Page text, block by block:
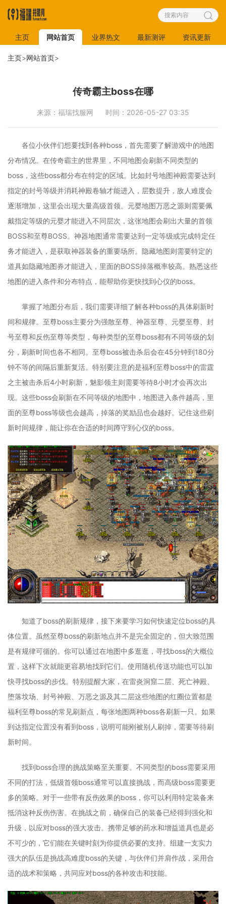
主页 网站首页 业界热文 最新测评 资讯更新
主页>网站首页>
传奇霸主boss在哪
来源：福瑞找服网 时间：2026-05-27 03:35
各位小伙伴们想要找到各种boss，首先需要了解游戏中的地图
分布情况。在传奇霸主的世界里，不同地图会刷新不同类型的
boss，这些boss都分布在特定的区域。比如封号地图神殿需要达到
指定的封号等级并消耗神殿卷轴才能进入，层数提升，敌人难度会
逐渐增加，这里会出现大量高级首领。元婴地图万恶之源则需要佩
戴指定等级的元婴才能进入不同层次，这张地图会刷出大量的首领
BOSS和至尊BOSS。神器地图通常需要达到一定等级或完成特定任
务才能进入，是获取神器装备的重要场所。隐藏地图则需要特定的
道具如隐藏地图券才能进入，里面的BOSS掉落概率较高。熟悉这些
地图的进入条件和分布特点，能帮助你更快找到心仪的boss。
掌握了地图分布后，我们需要详细了解各种boss的具体刷新时
间和规律。至尊boss主要分为强散至尊、神器至尊、元婴至尊、封
号至尊和反伤至尊等类型，每种类型的至尊boss都有不同等级的划
分，刷新时间也各不相同。至尊boss被击杀后会在45分钟到180分
钟不等的间隔后重新复活。特别要注意的是福利至尊boss中的雷霆
之主被击杀后4小时刷新，魅影领主则需要等待8小时才会再次出
现。这些boss会刷新在不同等级的地图中，地图进入条件越高，里
面的至尊boss等级也会越高，掉落的奖励品也会越好。记住这些刷
新时间规律，能让你在合适的时间蹲守到心仪的boss。
知道了boss的刷新规律，接下来要学习如何快速定位boss的具
体位置。虽然至尊boss的刷新地点并不是完全固定的，但大致范围
是有规律可循的。你可以通过在地图中多逛逛，寻找boss的大概位
置，这样下次就能更容易地找到它们。使用随机传送功能也可以加
快寻找boss的步伐。特别提醒大家，在雷炎洞窟二层、死亡神殿、
堕落坟场、封号神殿、万恶之源及其二层这些地图的红圈位置都是
福利至尊boss的常见刷新点，每张地图两种boss各刷新一只。如果
到达指定位置没有看到boss，说明可能刚被别人刷掉，需要等待刷
新时间。
找到boss合理的挑战策略至关重要。不同类型的boss需要采用
不同的打法，低级首领boss通常可以直接挑战，而高级boss需要更
多的策略。对于一些带有反伤效果的boss，你可以利用特定装备来
抵消这种反伤伤害。在挑战之前，确保自己的装备已经得到强化和
升级，以应对boss的强大攻击。携带足够的药水和增益道具也是必
不可少的，它们能在关键时刻为你提供必要的支持。组建一支实力
强大的队伍是挑战高难度boss的关键，与伙伴们并肩作战，采用合
适的战术和策略，共同应对boss的各种攻击和技能。